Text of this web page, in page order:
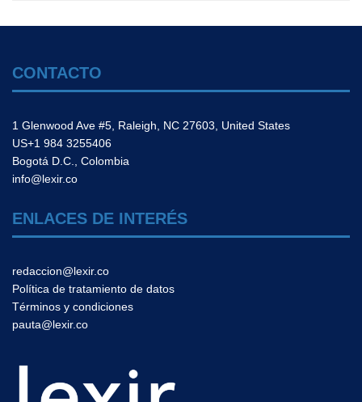
CONTACTO
1 Glenwood Ave #5, Raleigh, NC 27603, United States
US+1 984 3255406
Bogotá D.C., Colombia
info@lexir.co
ENLACES DE INTERÉS
redaccion@lexir.co
Política de tratamiento de datos
Términos y condiciones
pauta@lexir.co